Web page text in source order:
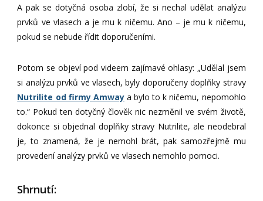
A pak se dotyčná osoba zlobí, že si nechal udělat analýzu
prvků ve vlasech a je mu k ničemu. Ano – je mu k ničemu,
pokud se nebude řídit doporučeními.
Potom se objeví pod videem zajímavé ohlasy: „Udělal jsem
si analýzu prvků ve vlasech, byly doporučeny doplňky stravy
Nutrilite od firmy Amwaya bylo to k ničemu, nepomohlo
to.“ Pokud ten dotyčný člověk nic nezměnil ve svém životě,
dokonce si objednal doplňky stravy Nutrilite, ale neodebral
je, to znamená, že je nemohl brát, pak samozřejmě mu
provedení analýzy prvků ve vlasech nemohlo pomoci.
Shrnutí: